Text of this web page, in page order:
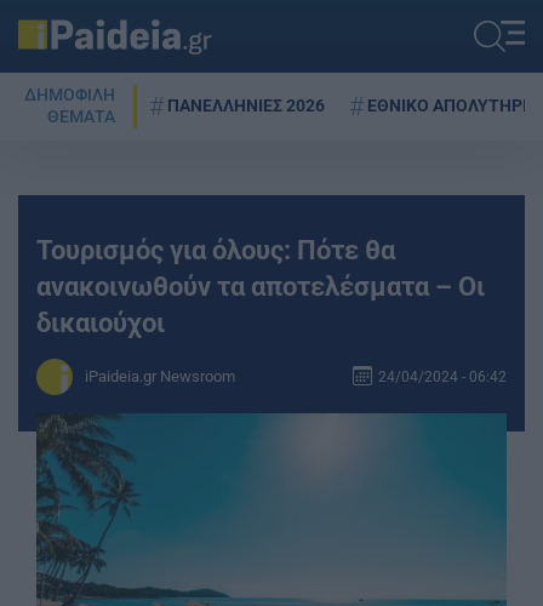
ΔΗΜΟΦΙΛΗ
ΘΕΜΑΤΑ
ΠΑΝΕΛΛΗΝΙΕΣ 2026 ΕΘΝΙΚΟ ΑΠΟΛΥΤΗΡΙΟ
Τουρισμός για όλους: Πότε θα
ανακοινωθούν τα αποτελέσματα – Οι
δικαιούχοι
iPaideia.gr Newsroom 24/04/2024 - 06:42